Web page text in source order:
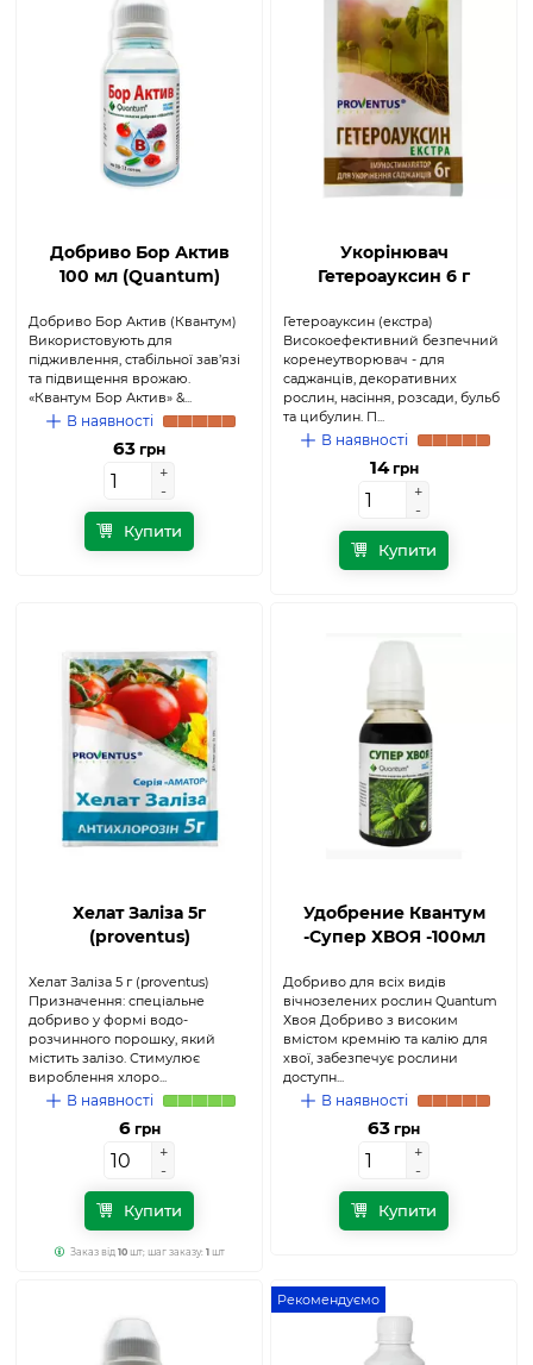
Добриво Бор Актив
100 мл (Quantum)
Добриво Бор Актив (Квантум)
Використовують для
підживлення, стабільної зав’язі
та підвищення врожаю.
«Квантум Бор Актив» &...
В наявності
63 грн
+
-
+
-
Купити
Укорінювач
Гетероауксин 6 г
Гетероауксин (екстра)
Високоефективний безпечний
коренеутворювач - для
саджанців, декоративних
рослин, насіння, розсади, бульб
та цибулин. П...
В наявності
14грн
+
-
+
-
Купити
Хелат Заліза 5г
(proventus)
Хелат Заліза 5 г (proventus)
Призначення: спеціальне
добриво у формі водо-
розчинного порошку, який
містить залізо. Стимулює
вироблення хлоро...
В наявності
6грн
+
-
+
-
Купити
Заказ від 10шт; шаг заказу: 1шт
Удобрение Квантум
-Супер ХВОЯ -100мл
Добриво для всіх видів
вічнозелених рослин Quantum
Хвоя Добриво з високим
вмістом кремнію та калію для
хвої, забезпечує рослини
доступн...
В наявності
63 грн
+
-
+
-
Купити
Рекомендуємо